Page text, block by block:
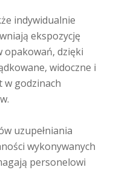
indywidualnie
ekspozycję
opakowań, dzięki
widoczne i
w godzinach
uzupełniania
wykonywanych
personelowi